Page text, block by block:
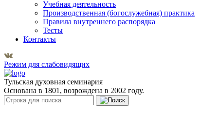
Учебная деятельность
Производственная (богослужебная) практика
Правила внутреннего распорядка
Тесты
Контакты
Режим для слабовидящих
Тульская духовная семинария
Основана в 1801, возрождена в 2002 году.